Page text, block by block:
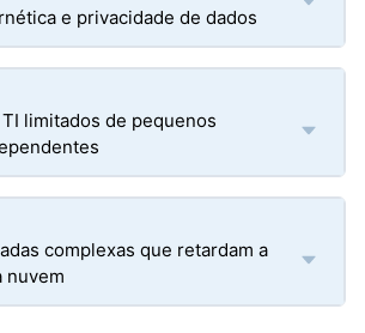
e privacidade de dados
limitados de pequenos
complexas que retardam a
nuvem